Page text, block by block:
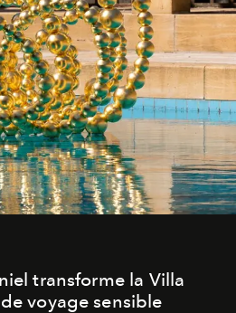
transforme la Villa
voyage sensible